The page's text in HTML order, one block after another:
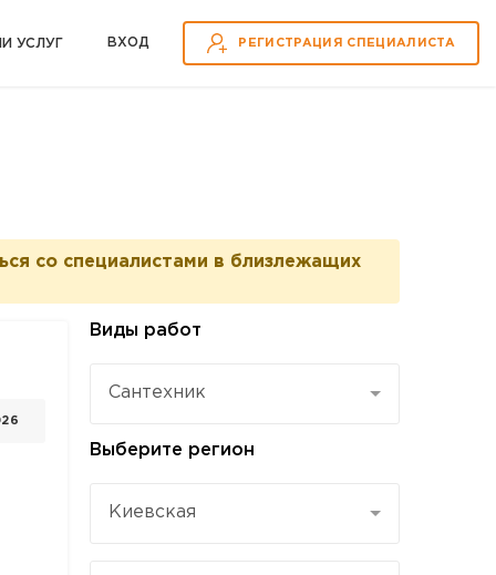
УСЛУГ ВХOД РЕГИСТРАЦИЯ СПЕЦИАЛИСТА
со специалистами в близлежащих
Виды работ
Сантехник
Выберите регион
Киевская